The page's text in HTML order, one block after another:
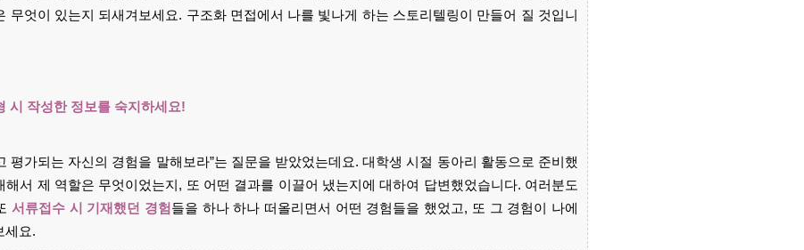
무엇이 있는지 되새겨보세요. 구조화 면접에서 나를 빛나게 하는 스토리텔링이 만들어 질 것입니
시 작성한 정보를 숙지하세요!
평가되는 자신의 경험을 말해보라”는 질문을 받았었는데요. 대학생 시절 동아리 활동으로 준비했
해서 제 역할은 무엇이었는지, 또 어떤 결과를 이끌어 냈는지에 대하여 답변했었습니다. 여러분도
서류접수 시 기재했던 경험들을 하나 하나 떠올리면서 어떤 경험들을 했었고, 또 그 경험이 나에
세요.